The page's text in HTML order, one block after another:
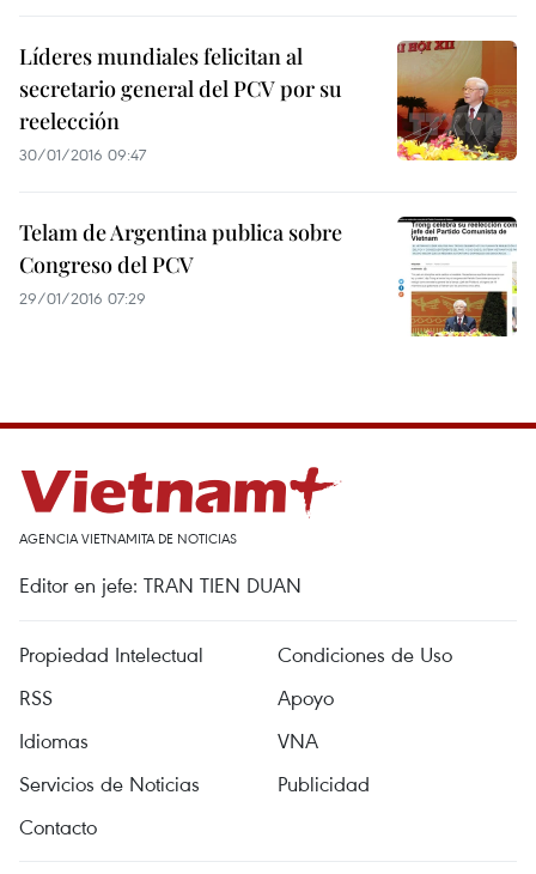
Líderes mundiales felicitan al
secretario general del PCV por su
reelección
30/01/2016 09:47
Telam de Argentina publica sobre
Congreso del PCV
29/01/2016 07:29
AGENCIA VIETNAMITA DE NOTICIAS
Editor en jefe: TRAN TIEN DUAN
Propiedad Intelectual
Condiciones de Uso
RSS
Apoyo
Idiomas
VNA
Servicios de Noticias
Publicidad
Contacto